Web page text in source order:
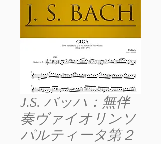
J.S. バッハ：無伴
奏ヴァイオリンソ
パルティータ第２